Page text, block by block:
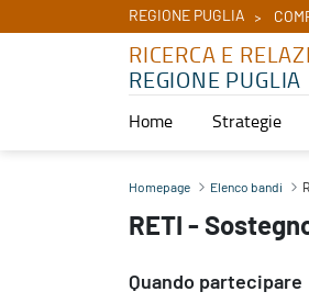
REGIONE PUGLIA
RICERCA E
REGIONE PUGLIA
Home Strategie
RETI - Sostegno alla ricerca
Homepage Elenco bandi
RETI -
Quando partecipare